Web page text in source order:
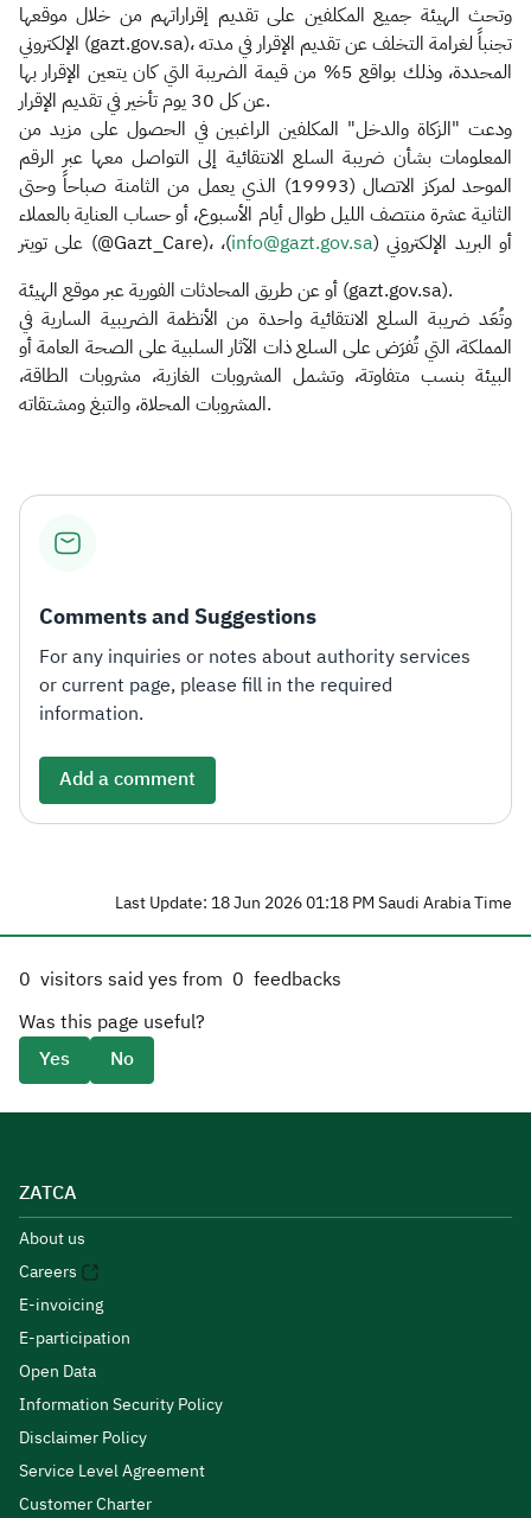
وتحث الهيئة جميع المكلفين على تقديم إقراراتهم من خلال موقعها
الإلكتروني (gazt.gov.sa)، تجنباً لغرامة التخلف عن تقديم الإقرار في مدته
المحددة، وذلك بواقع 5% من قيمة الضريبة التي كان يتعين الإقرار بها
عن كل 30 يوم تأخير في تقديم الإقرار.
ودعت "الزكاة والدخل" المكلفين الراغبين في الحصول على مزيد من
المعلومات بشأن ضريبة السلع الانتقائية إلى التواصل معها عبر الرقم
الموحد لمركز الاتصال (19993) الذي يعمل من الثامنة صباحاً وحتى
الثانية عشرة منتصف الليل طوال أيام الأسبوع، أو حساب العناية بالعملاء
على تويتر (@Gazt_Care)، أو البريد الإلكتروني (info@gazt.gov.sa​)،
أو عن طريق المحادثات الفورية عبر موقع الهيئة (gazt.gov.sa).
وتُعَد ضريبة السلع الانتقائية واحدة من الأنظمة الضريبية السارية في
المملكة، التي تُفرَض على السلع ذات الآثار السلبية على الصحة العامة أو
البيئة بنسب متفاوتة، وتشمل المشروبات الغازية، مشروبات الطاقة،
المشروبات المحلاة، والتبغ ومشتقاته.
Comments and Suggestions
For any inquiries or notes about authority services
or current page, please fill in the required
information.
Add a comment
Last Update: 18 Jun 2026 01:18 PM Saudi Arabia Time
0 visitors said yes from 0 feedbacks
Was this page useful?
Yes
No
ZATCA
About us
Careers
E-invoicing
E-participation
Open Data
Information Security Policy
Disclaimer Policy
Service Level Agreement
Customer Charter